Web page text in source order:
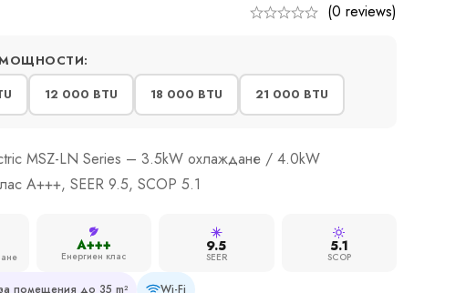
(0 reviews)
12 000 BTU 18 000 BTU 21 000 BTU
MSZ-LN Series – 3.5kW охлаждане / 4.0kW
A+++, SEER 9.5, SCOP 5.1
A+++
Енергиен клас
9.5
SEER
5.1
SCOP
помещения до 35 m² Wi-Fi